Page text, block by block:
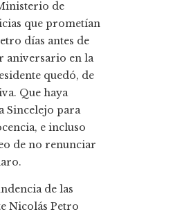
de
que prometían
días antes de
aniversario en la
quedó, de
Que haya
Sincelejo para
e incluso
de no renunciar
de las
Nicolás Petro